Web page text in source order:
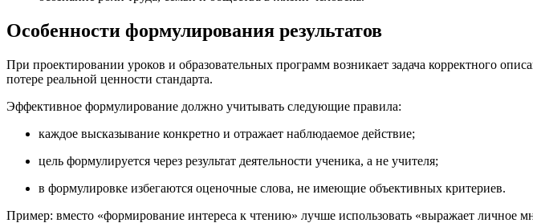
Особенности формулирования результатов
При проектировании уроков и образовательных программ возникает задача корректного
потере реальной ценности стандарта.
Эффективное формулирование должно учитывать следующие правила:
каждое высказывание конкретно и отражает наблюдаемое действие;
цель формулируется через результат деятельности ученика, а не учителя;
в формулировке избегаются оценочные слова, не имеющие объективных критериев.
Пример: вместо «формирование интереса к чтению» лучше использовать «выражает личное